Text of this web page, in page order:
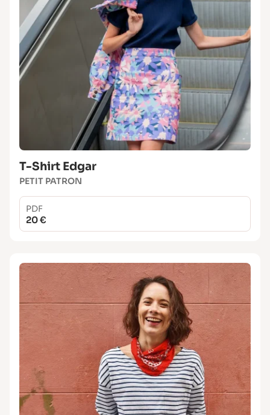
T-Shirt Edgar
PETIT PATRON
PDF
20 €